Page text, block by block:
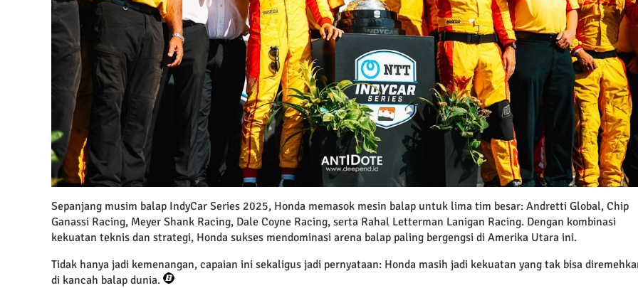
Sepanjang musim balap IndyCar Series 2025, Honda memasok mesin balap untuk lima tim besar: Andretti Global, Chip
Ganassi Racing, Meyer Shank Racing, Dale Coyne Racing, serta Rahal Letterman Lanigan Racing. Dengan kombinasi
kekuatan teknis dan strategi, Honda sukses mendominasi arena balap paling bergengsi di Amerika Utara ini.
Tidak hanya jadi kemenangan, capaian ini sekaligus jadi pernyataan: Honda masih jadi kekuatan yang tak bisa
di kancah balap dunia.